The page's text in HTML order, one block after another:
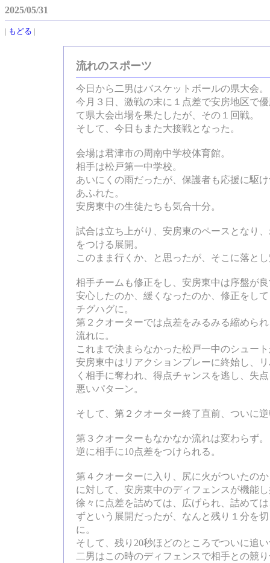
2025/05/31
| もどる |
流れのスポーツ
今日から二男はバスケットボールの県大会。
今月３日、激戦の末に１点差で安房地区で
て県大会出場を果たしたが、その１回戦。
そして、今日もまた大接戦となった。
会場は君津市の周南中学校体育館。
相手は松戸第一中学校。
あいにくの雨だったが、保護者も応援に駆
あふれた。
安房東中の生徒たちも気合十分。
試合は立ち上がり、安房東のペースとなり
をつける展開。
このまま行くか、と思ったが、そこに落と
相手チームも修正をし、安房東中は序盤が
安心したのか、緩くなったのか、修正をし
チグハグに。
第２クオーターでは点差をみるみる縮めら
流れに。
これまで決まらなかった松戸一中のシュー
安房東中はリアクションプレーに終始し、
く相手に奪われ、得点チャンスを逃し、失
悪いパターン。
そして、第２クオーター終了直前、ついに
第３クオーターもなかなか流れは変わらず。
逆に相手に10点差をつけられる。
第４クオーターに入り、尻に火がついたの
に対して、安房東中のディフェンスが機能
徐々に点差を詰めては、広げられ、詰めて
ずという展開だったが、なんと残り１分を
に。
そして、残り20秒ほどのところでついに追
二男はこの時のディフェンスで相手との競